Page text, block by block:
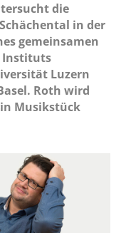
die
in der
gemeinsamen
Instituts
Luzern
Roth wird
Musikstück